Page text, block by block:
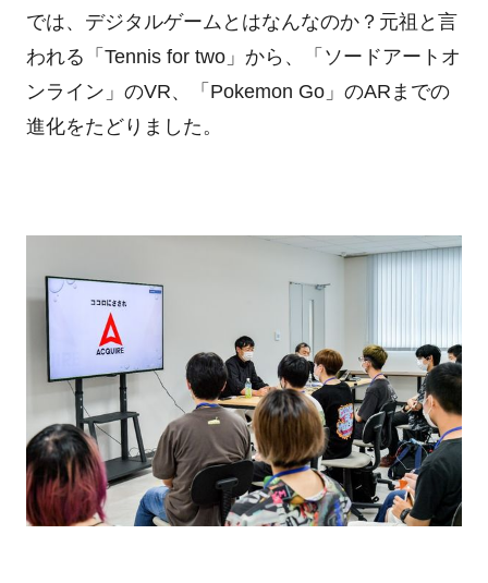
では、デジタルゲームとはなんなのか？元祖と言
われる「Tennis for two」から、「ソードアートオ
ンライン」のVR、「Pokemon Go」のARまでの
進化をたどりました。